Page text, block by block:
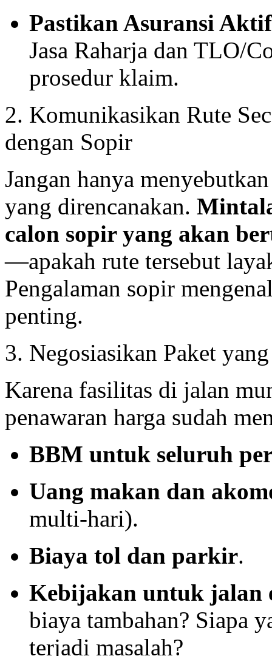
Pastikan Asuransi Aktif
Jasa Raharja dan TLO/
prosedur klaim.
2. Komunikasikan Rute
dengan Sopir
Jangan hanya
yang direncanakan.
calon sopir yang akan
—apakah rute tersebut
Pengalaman sopir
penting.
3. Negosiasikan Paket
Karena fasilitas di jalan
penawaran harga sudah
BBM untuk seluruh
Uang makan dan
multi-hari).
Biaya tol dan parkir.
Kebijakan untuk jalan
biaya tambahan? Siapa
terjadi masalah?